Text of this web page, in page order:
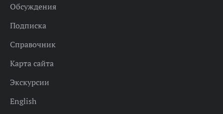
Обсуждения
Подписка
Справочник
Карта сайта
Экскурсии
English